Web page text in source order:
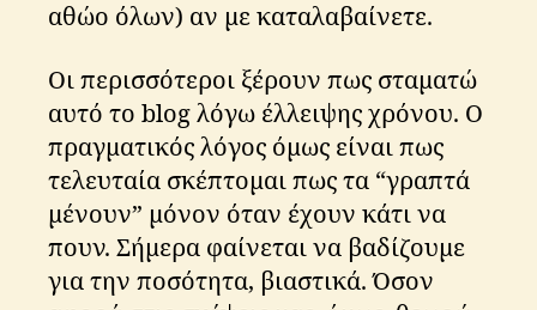
αθώο όλων) αν με καταλαβαίνετε.
Οι περισσότεροι ξέρουν πως σταματώ
αυτό το blog λόγω έλλειψης χρόνου. Ο
πραγματικός λόγος όμως είναι πως
τελευταία σκέπτομαι πως τα “γραπτά
μένουν” μόνον όταν έχουν κάτι να
πουν. Σήμερα φαίνεται να βαδίζουμε
για την ποσότητα, βιαστικά. Όσον